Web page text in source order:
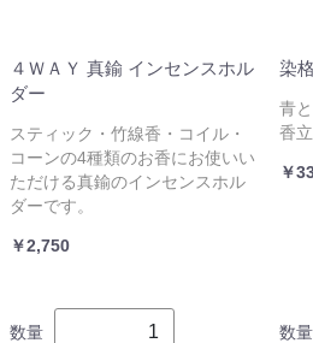
４ＷＡＹ 真鍮 インセンスホル
ダー
スティック・竹線香・コイル・
コーンの4種類のお香にお使いい
ただける真鍮のインセンスホル
ダーです。
￥2,750
数量
染
青
香
￥
数量